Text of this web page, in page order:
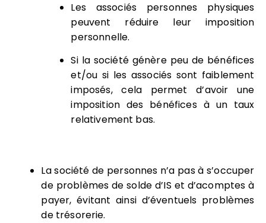
Les associés personnes physiques
peuvent réduire leur imposition
personnelle.
Si la société génère peu de bénéfices
et/ou si les associés sont faiblement
imposés, cela permet d’avoir une
imposition des bénéfices à un taux
relativement bas.
La société de personnes n’a pas à s’occuper
de problèmes de solde d’IS et d’acomptes à
payer, évitant ainsi d’éventuels problèmes
de trésorerie.